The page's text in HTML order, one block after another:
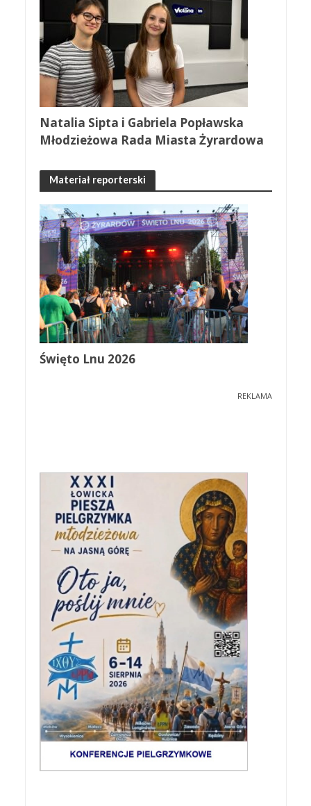
Natalia Sipta i Gabriela Popławska
Młodzieżowa Rada Miasta Żyrardowa
Materiał reporterski
Święto Lnu 2026
REKLAMA